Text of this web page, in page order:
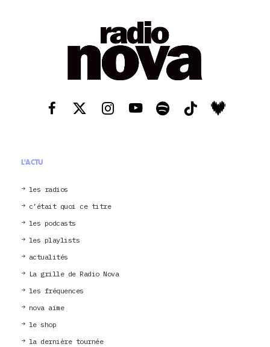
L'ACTU
les radios
c’était quoi ce titre
les podcasts
les playlists
actualités
La grille de Radio Nova
les fréquences
nova aime
le shop
la dernière tournée